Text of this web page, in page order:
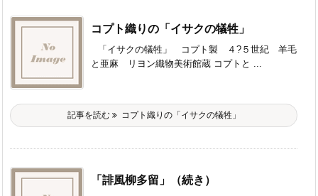
コプト織りの「イサクの犠牲」
「イサクの犠牲」 コプト製 ４?５世紀 羊毛
と亜麻 リヨン織物美術館蔵 コプトと ...
記事を読む コプト織りの「イサクの犠牲」
「誹風柳多留」（続き）